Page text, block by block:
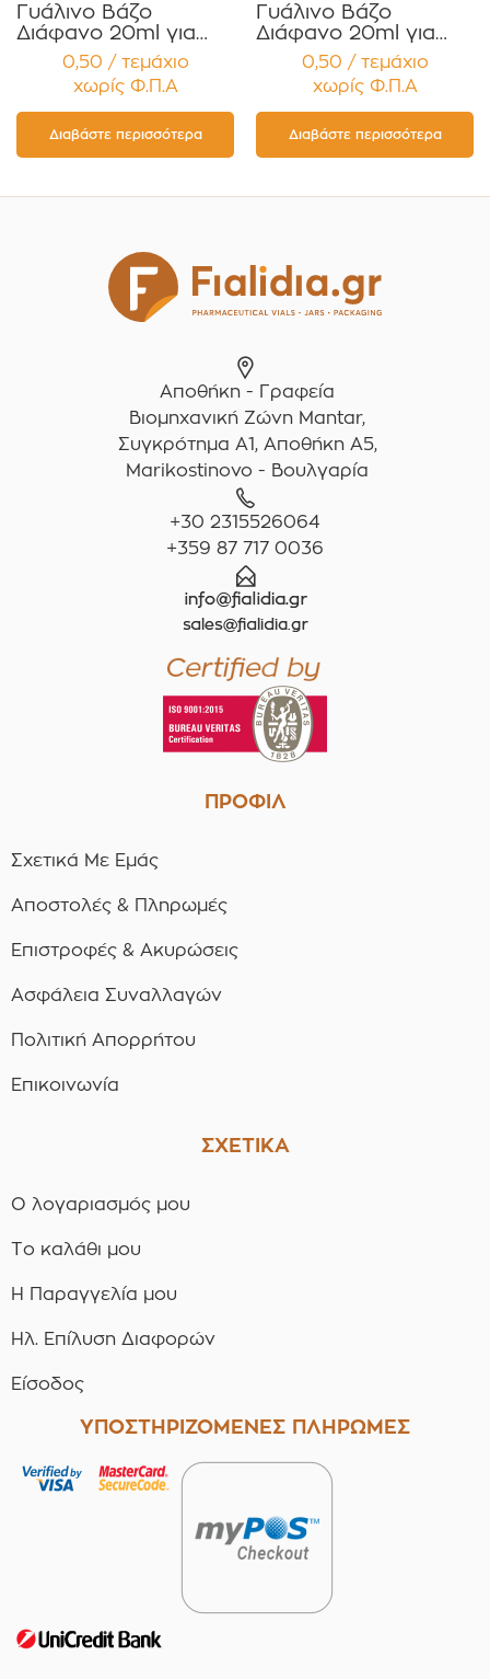
Γυάλινο Βάζο
Διάφανο 20ml για
Κρέμες και
Κηραλοιφές με
Μαύρο Γυαλιστερό
Καπάκι Παρέμβυσμα
Συσκευασία 12
τεμαχίων
0,50 / τεμάχιο
χωρίς Φ.Π.Α
Διαβάστε περισσότερα
Γυάλινο Βάζο
Διάφανο 20ml για
Κρέμες και
Κηραλοιφές με
Άσπρο Γυαλιστερό
Καπάκι Παρέμβυσμα
Συσκευασία 12
τεμαχίων
0,50 / τεμάχιο
χωρίς Φ.Π.Α
Διαβάστε περισσότερα
Αποθήκη - Γραφεία
Βιομηχανική Ζώνη Mantar,
Συγκρότημα A1, Αποθήκη Α5,
Marikostinovo - Βουλγαρία
+30 2315526064
+359 87 717 0036
ΠΡΟΦΙΛ
Σχετικά Με Εμάς
Αποστολές & Πληρωμές
Επιστροφές & Ακυρώσεις
Ασφάλεια Συναλλαγών
Πολιτική Απορρήτου
Επικοινωνία
ΣΧΕΤΙΚΑ
Ο λογαριασμός μου
Το καλάθι μου
Η Παραγγελία μου
Ηλ. Επίλυση Διαφορών
Είσοδος
ΥΠΟΣΤΗΡΙΖΟΜΕΝΕΣ ΠΛΗΡΩΜΕΣ